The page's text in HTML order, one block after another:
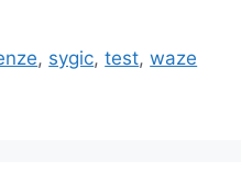
, sygic,test,waze